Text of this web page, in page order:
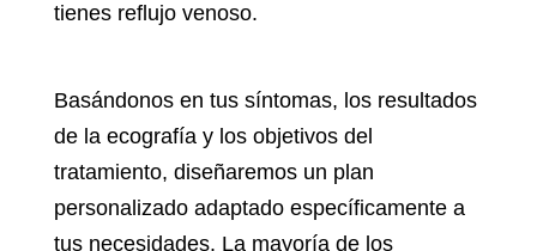
tienes reflujo venoso.
Basándonos en tus síntomas, los resultados
de la ecografía y los objetivos del
tratamiento, diseñaremos un plan
personalizado adaptado específicamente a
tus necesidades. La mayoría de los